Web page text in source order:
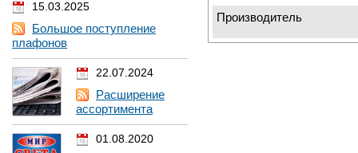
15.03.2025
Большое поступление
плафонов
22.07.2024
Расширение
ассортимента
01.08.2020
Производитель